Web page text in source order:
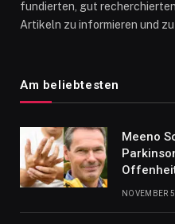
fundierten, gut
Artikeln zu informieren und zu
Am beliebtesten
Meeno
NOVEMBER